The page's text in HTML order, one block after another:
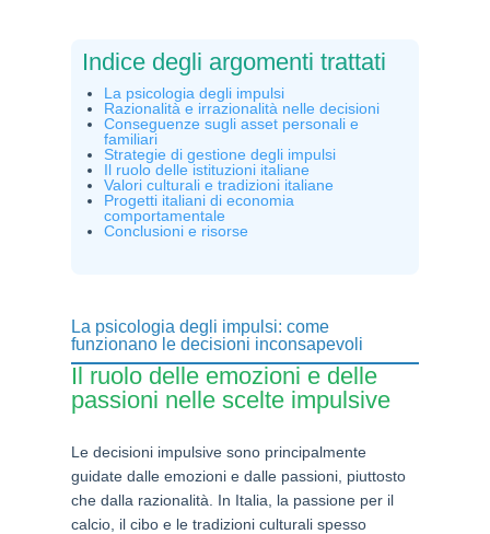
Indice degli argomenti trattati
La psicologia degli impulsi
Razionalità e irrazionalità nelle decisioni
Conseguenze sugli asset personali e
familiari
Strategie di gestione degli impulsi
Il ruolo delle istituzioni italiane
Valori culturali e tradizioni italiane
Progetti italiani di economia
comportamentale
Conclusioni e risorse
La psicologia degli impulsi: come
funzionano le decisioni inconsapevoli
Il ruolo delle emozioni e delle
passioni nelle scelte impulsive
Le decisioni impulsive sono principalmente
guidate dalle emozioni e dalle passioni, piuttosto
che dalla razionalità. In Italia, la passione per il
calcio, il cibo e le tradizioni culturali spesso